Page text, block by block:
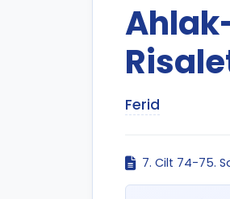
Ferid
7. Cilt 74-75.